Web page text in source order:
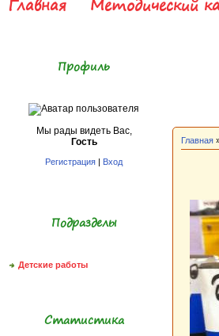
Главная Методический
Профиль
Мы рады видеть Вас,
Гость
Регистрация | Вход
Подразделы
Детские работы
Статистика
Главная